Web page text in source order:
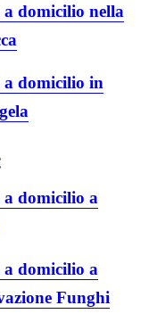
a domicilio nella
a domicilio in
a domicilio a
a domicilio a
Funghi